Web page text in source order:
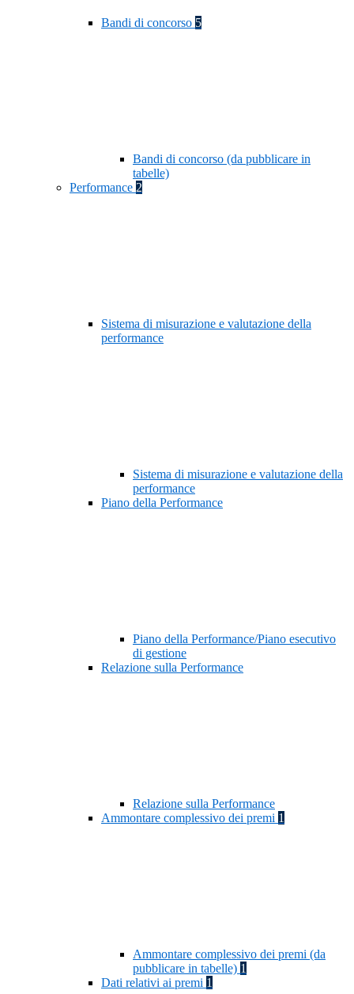
Bandi di concorso 5
Bandi di concorso (da pubblicare in
tabelle)
Performance 2
Sistema di misurazione e valutazione della
performance
Sistema di misurazione e valutazione della
performance
Piano della Performance
Piano della Performance/Piano esecutivo
di gestione
Relazione sulla Performance
Relazione sulla Performance
Ammontare complessivo dei premi 1
Ammontare complessivo dei premi (da
pubblicare in tabelle) 1
Dati relativi ai premi 1